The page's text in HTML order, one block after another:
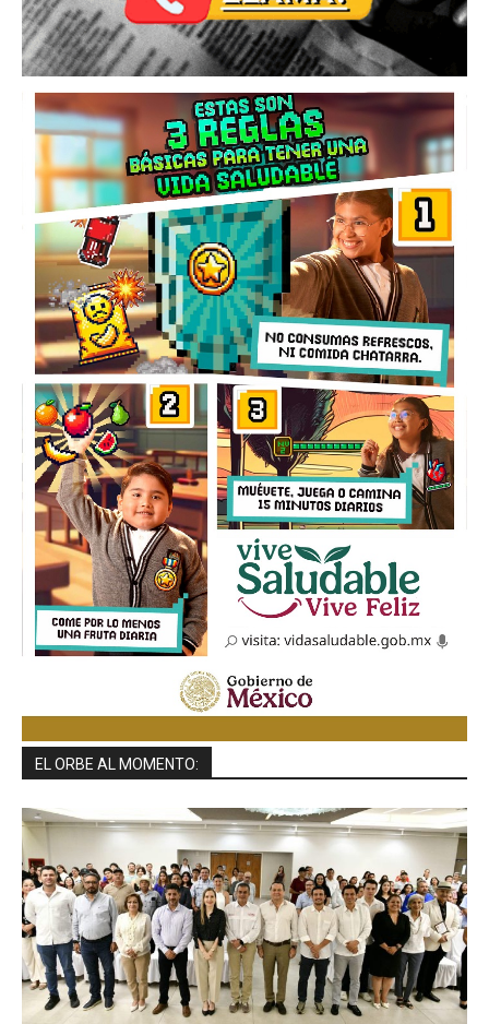
EL ORBE AL MOMENTO: